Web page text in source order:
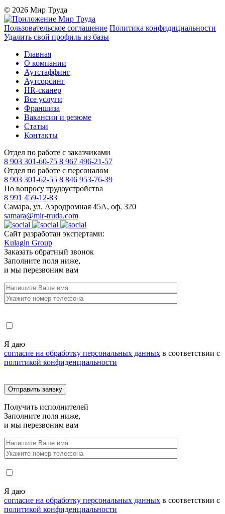
© 2026 Мир Труда
Пользовательское соглашение Политика конфидициальности
Удалить свой профиль из базы
Главная
О компании
Аутстаффинг
Аутсорсинг
HR-сканер
Все услуги
Франшиза
Вакансии и резюме
Статьи
Контакты
Отдел по работе с заказчиками
8 903 301-60-75 8 967 496-21-57
Отдел по работе с персоналом
8 903 301-62-55 8 846 953-76-39
По вопросу трудоустройства
8 991 459-12-83
Самара, ул. Аэродромная 45А, оф. 320
samara@mir-truda.com
Сайт разработан экспертами:
Kulagin Group
Заказать обратный звонок
Заполните поля ниже,
и мы перезвоним вам
Я даю
согласие на обработку персональных данных в соответствии с
политикой конфиденциальности
Получить исполнителей
Заполните поля ниже,
и мы перезвоним вам
Я даю
согласие на обработку персональных данных в соответствии с
политикой конфиденциальности